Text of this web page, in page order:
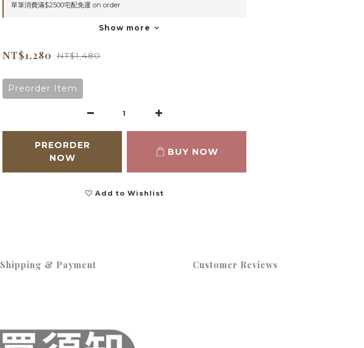
單筆消費滿$2500宅配免運 on order
Show more
NT$1,280 NT$1,480
Preorder Item
PREORDER
NOW
BUY NOW
Add to Wishlist
Shipping & Payment Customer Reviews